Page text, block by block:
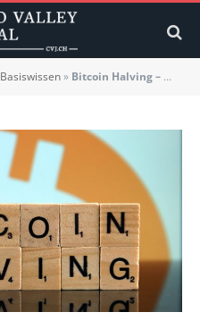
Basiswissen» Bitcoin Halving – Alle wichtigen Informationen